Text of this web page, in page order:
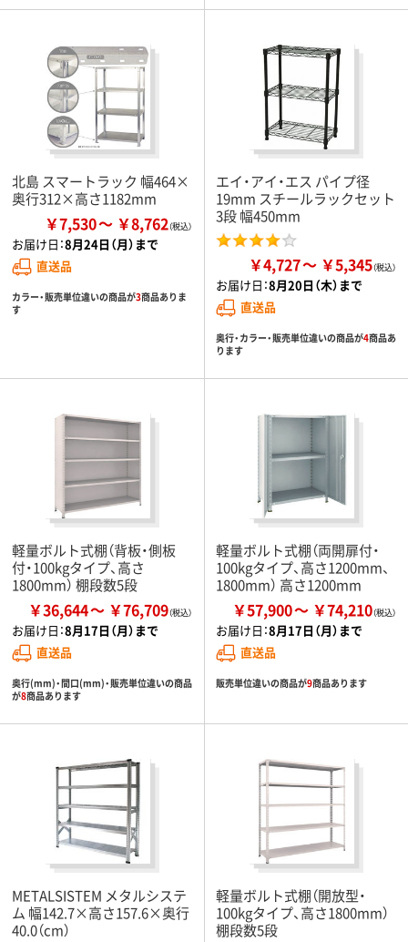
北島 スマートラック 幅464×
奥行312×高さ1182mm
￥7,530 ￥8,762
お届け日：8月24日（月）まで
直送品
カラー・販売単位違いの商品が3商品ありま
す
エイ・アイ・エス パイプ径
19mm スチールラックセット
3段 幅450mm
￥4,727 ￥5,345
お届け日：8月20日（木）まで
直送品
奥行・カラー・販売単位違いの商品が4商品あ
ります
軽量ボルト式棚（背板・側板
付・100kgタイプ、高さ
1800mm） 棚段数5段
￥36,644 ￥76,709
お届け日：8月17日（月）まで
直送品
奥行(mm)・間口(mm)・販売単位違いの商品
が8商品あります
軽量ボルト式棚（両開扉付・
100kgタイプ、高さ1200mm、
1800mm） 高さ1200mm
￥57,900 ￥74,210
お届け日：8月17日（月）まで
直送品
販売単位違いの商品が9商品あります
METALSISTEM メタルシステ
ム 幅142.7×高さ157.6×奥行
40.0（cm）
軽量ボルト式棚（開放型・
100kgタイプ、高さ1800mm）
棚段数5段